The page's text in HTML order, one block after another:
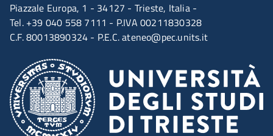
Piazzale Europa, 1 - 34127 - Trieste, Italia -
Tel. +39 040 558 7111 - P.IVA 00211830328
C.F. 80013890324 - P.E.C.ateneo@pec.units.it